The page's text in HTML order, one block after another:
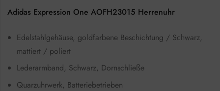
Adidas Expression One AOFH23015 Herrenuhr
Edelstahlgehäuse, goldfarbene Beschichtung / Schwarz,
mattiert / poliert
Lederarmband, Schwarz, Dornschließe
Quarzuhrwerk, Batteriebetrieben